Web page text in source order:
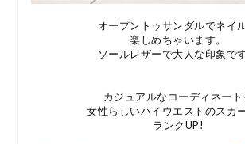
オープントゥサンダルでネイ
楽しめちゃいます。
ソールレザーで大人な印象です
カジュアルなコーディネート
女性らしいハイウエストのスカ
ランクUP!